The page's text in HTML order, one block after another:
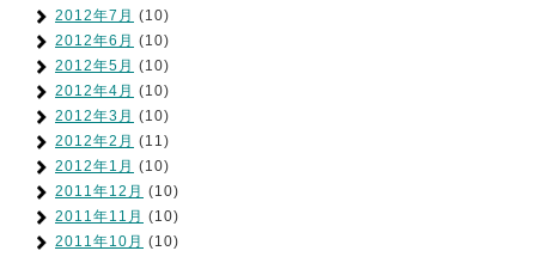
2012年7月 (10)
2012年6月 (10)
2012年5月 (10)
2012年4月 (10)
2012年3月 (10)
2012年2月 (11)
2012年1月 (10)
2011年12月 (10)
2011年11月 (10)
2011年10月 (10)